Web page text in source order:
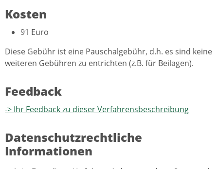
Kosten
91 Euro
Diese Gebühr ist eine Pauschalgebühr, d.h. es sind keine
weiteren Gebühren zu entrichten (z.B. für Beilagen).
Feedback
-> Ihr Feedback zu dieser Verfahrensbeschreibung
Datenschutzrechtliche
Informationen